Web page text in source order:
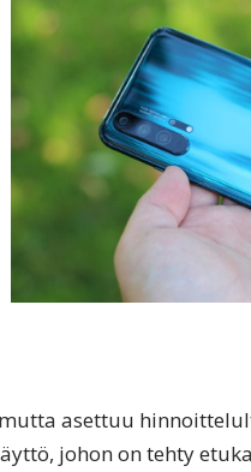
asettuu
johon on tehty